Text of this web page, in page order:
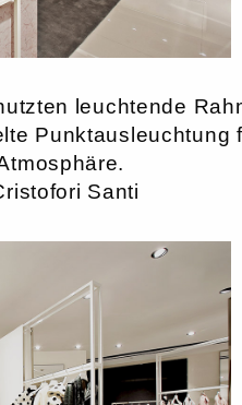
leuchtende
Punktausleuchtung
Santi